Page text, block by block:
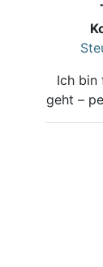
Ich bin
geht –